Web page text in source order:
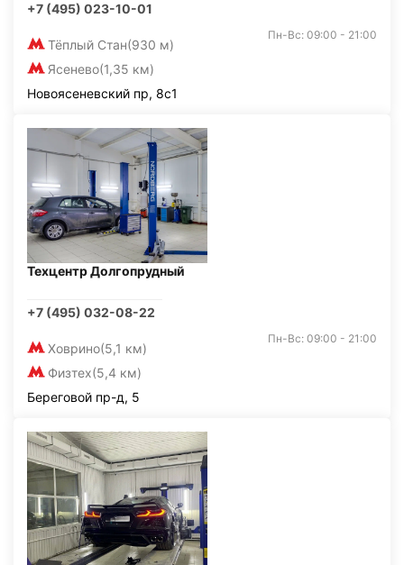
+7 (495) 023-10-01
Тёплый Стан(930 м)
Ясенево(1,35 км)
Пн-Вс: 09:00 - 21:00
Новоясеневский пр, 8с1
Техцентр Долгопрудный
+7 (495) 032-08-22
Ховрино(5,1 км)
Физтех(5,4 км)
Пн-Вс: 09:00 - 21:00
Береговой пр-д, 5